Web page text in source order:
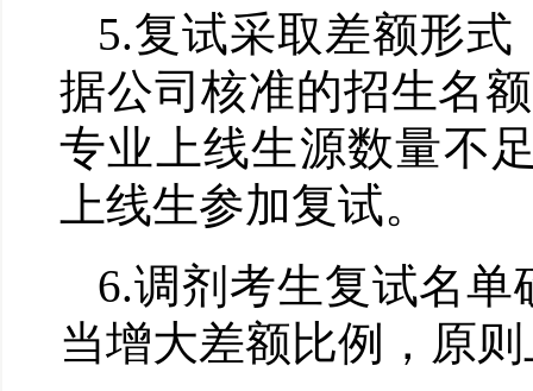
5.复试采取差额形
据公司核准的招生名
专业上线生源数量不
上线生参加复试。
6.调剂考生复试名单
当增大差额比例
， 原